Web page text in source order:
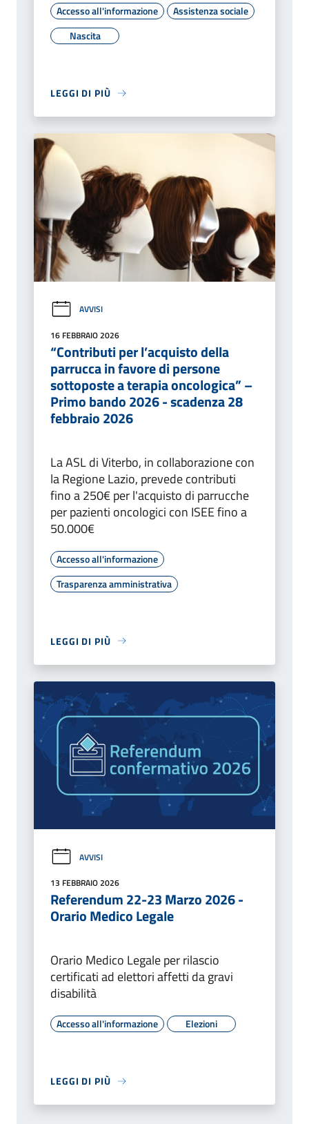
Accesso all'informazione
Assistenza sociale
Nascita
LEGGI DI PIÙ
AVVISI
16 FEBBRAIO 2026
“Contributi per l’acquisto della
parrucca in favore di persone
sottoposte a terapia oncologica” –
Primo bando 2026 - scadenza 28
febbraio 2026
La ASL di Viterbo, in collaborazione con
la Regione Lazio, prevede contributi
fino a 250€ per l'acquisto di parrucche
per pazienti oncologici con ISEE fino a
50.000€
Accesso all'informazione
Trasparenza amministrativa
LEGGI DI PIÙ
AVVISI
13 FEBBRAIO 2026
Referendum 22-23 Marzo 2026 -
Orario Medico Legale
Orario Medico Legale per rilascio
certificati ad elettori affetti da gravi
disabilità
Accesso all'informazione Elezioni
LEGGI DI PIÙ